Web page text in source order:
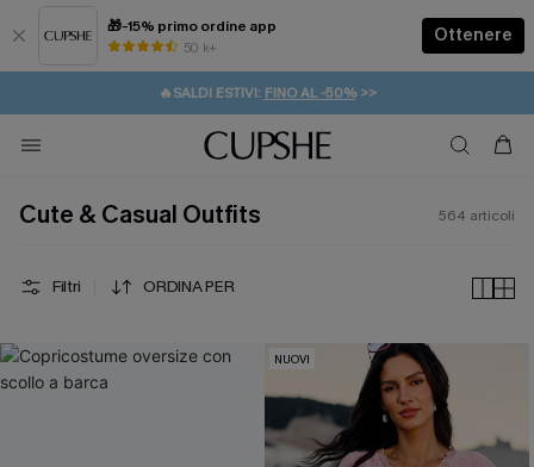
🎁-15% primo ordine app
50 k+
Ottenere
⚡️-15% SUGLI ESSENZIALI DA VACANZA | ACQUISTA
🔥SALDI ESTIVI: FINO AL -50%>>
🚚SPEDIZIONE GRATUITA DA 49€
💌REGALO PER I NUOVI: 20% DI SCONTO*
Cute & Casual Outfits 564 articoli
Filtri ORDINA PER
NUOVI